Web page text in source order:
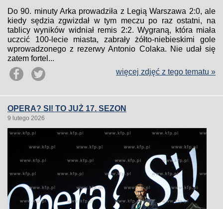
Do 90. minuty Arka prowadziła z Legią Warszawa 2:0, ale
kiedy sędzia zgwizdał w tym meczu po raz ostatni, na
tablicy wyników widniał remis 2:2. Wygraną, która miała
uczcić 100-lecie miasta, zabrały żółto-niebieskimi gole
wprowadzonego z rezerwy Antonio Colaka. Nie udał się
zatem fortel...
więcej zdjęć z tego tematu »
OPERA? SI! TO JUŻ 17. SEZON
9 lutego 2026